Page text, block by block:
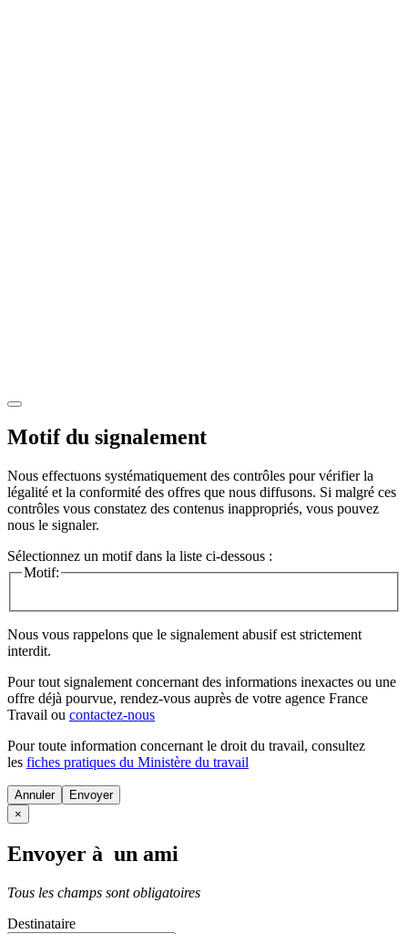
Motif du signalement
Nous effectuons systématiquement des contrôles pour vérifier la
légalité et la conformité des offres que nous diffusons. Si malgré ces
contrôles vous constatez des contenus inappropriés, vous pouvez
nous le signaler.
Sélectionnez un motif dans la liste ci-dessous :
Motif:
Nous vous rappelons que le signalement abusif est strictement
interdit.
Pour tout signalement concernant des informations inexactes ou une
offre déjà pourvue, rendez-vous auprès de votre agence France
Travail ou contactez-nous
Pour toute information concernant le droit du travail, consultez
les fiches pratiques du Ministère du travail
Annuler
×
Envoyer à un ami
Tous les champs sont obligatoires
Destinataire